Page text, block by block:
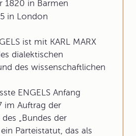
1820 in Barmen
in London
ist mit KARL MARX
dialektischen
des wissenschaftlichen
ENGELS Anfang
im Auftrag der
„Bundes der
Parteistatut, das als